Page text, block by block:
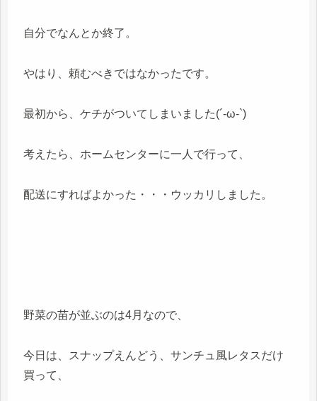
自分でなんとか終了。
やはり、頼むべきではなかったです。
最初から、ケチがついてしまいました(´-ω-`)
考えたら、ホームセンターに一人で行って、
配送にすればよかった・・・ウッカリしました。
野菜の苗が並ぶのは4月なので、
今日は、スナップえんどう、サンチュ風レタスだけ
買って、